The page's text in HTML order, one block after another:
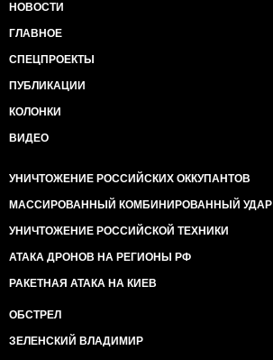
НОВОСТИ
ГЛАВНОЕ
СПЕЦПРОЕКТЫ
ПУБЛИКАЦИИ
КОЛОНКИ
ВИДЕО
УНИЧТОЖЕНИЕ РОССИЙСКИХ ОККУПАНТОВ
МАССИРОВАННЫЙ КОМБИНИРОВАННЫЙ УДАР
УНИЧТОЖЕНИЕ РОССИЙСКОЙ ТЕХНИКИ
АТАКА ДРОНОВ НА РЕГИОНЫ РФ
РАКЕТНАЯ АТАКА НА КИЕВ
ОБСТРЕЛ
ЗЕЛЕНСКИЙ ВЛАДИМИР